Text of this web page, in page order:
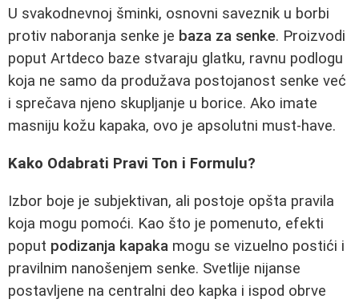
U svakodnevnoj šminki, osnovni saveznik u borbi
protiv naboranja senke je baza za senke. Proizvodi
poput Artdeco baze stvaraju glatku, ravnu podlogu
koja ne samo da produžava postojanost senke već
i sprečava njeno skupljanje u borice. Ako imate
masniju kožu kapaka, ovo je apsolutni must-have.
Kako Odabrati Pravi Ton i Formulu?
Izbor boje je subjektivan, ali postoje opšta pravila
koja mogu pomoći. Kao što je pomenuto, efekti
poput podizanja kapaka mogu se vizuelno postići i
pravilnim nanošenjem senke. Svetlije nijanse
postavljene na centralni deo kapka i ispod obrve